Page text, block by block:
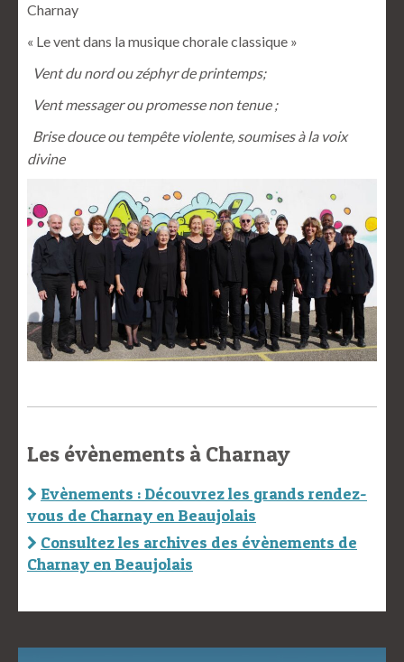
Charnay
« Le vent dans la musique chorale classique »
Vent du nord ou zéphyr de printemps;
Vent messager ou promesse non tenue ;
Brise douce ou tempête violente, soumises à la voix
divine
Les évènements à Charnay
Evènements : Découvrez les grands rendez-
vous de Charnay en Beaujolais
Consultez les archives des évènements de
Charnay en Beaujolais